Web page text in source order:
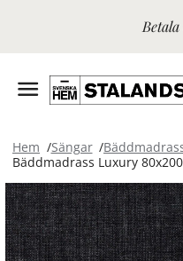
Hem Sängar
Bäddmadrass Luxury